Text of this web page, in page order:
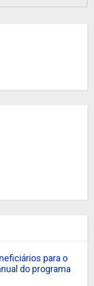
para o
do programa